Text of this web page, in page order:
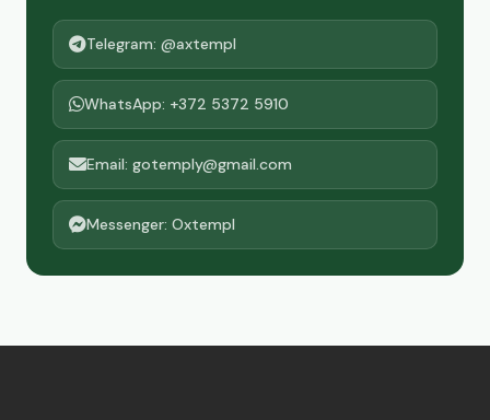
Telegram: @axtempl
WhatsApp: +372 5372 5910
Email: gotemply@gmail.com
Messenger: Oxtempl